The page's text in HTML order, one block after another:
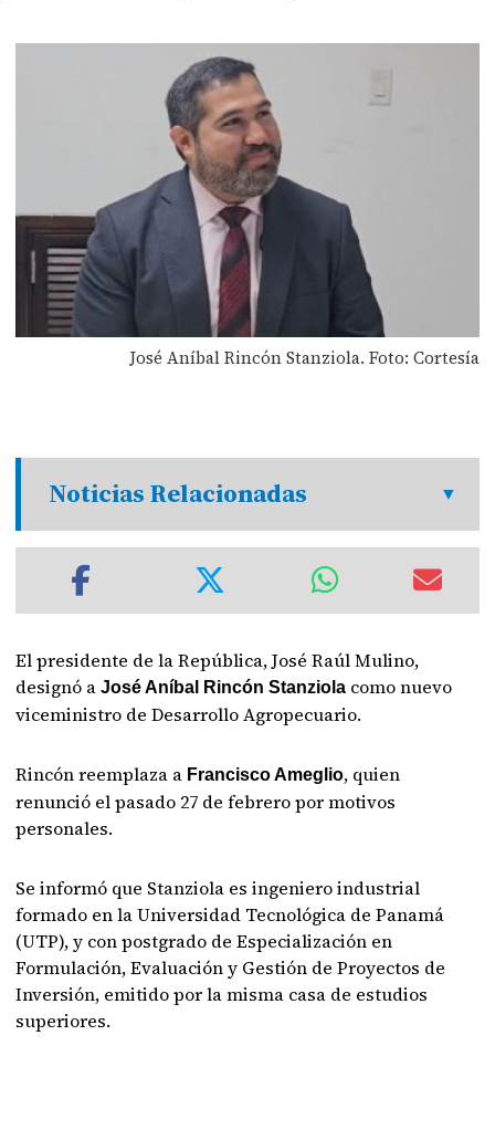
José Aníbal Rincón Stanziola. Foto: Cortesía
Noticias Relacionadas
El presidente de la República, José Raúl Mulino,
designó aJosé Aníbal Rincón Stanziola como nuevo
viceministro de Desarrollo Agropecuario.
Rincón reemplaza a Francisco Ameglio, quien
renunció el pasado 27 de febrero por motivos
personales.
Se informó que Stanziola es ingeniero industrial
formado en la Universidad Tecnológica de Panamá
(UTP), y con postgrado de Especialización en
Formulación, Evaluación y Gestión de Proyectos de
Inversión, emitido por la misma casa de estudios
superiores.